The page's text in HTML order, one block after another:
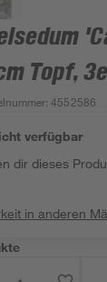
Topf,
:4552586
verfügbar
dir dieses
in anderen